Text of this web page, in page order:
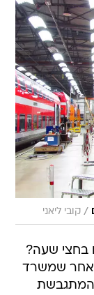
/ קובי ליאני
בחצי שעה?
אולי נקבל בשנת 2017, לאחר שמשרד
המתגבשת